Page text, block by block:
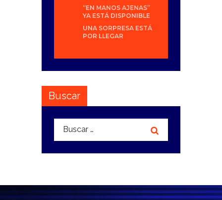
“EN MANOS AJENAS”
YA ESTÁ DISPONIBLE
UNA SORPRESA ESTÁ
POR LLEGAR
Buscar
Buscar: